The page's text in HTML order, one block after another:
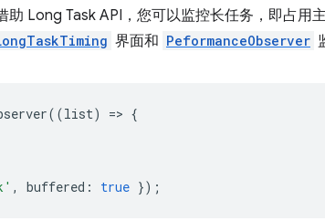
助 Long Task API，您可以监控长任务，即占用
界面和 PeformanceObserver
((list) => {
, buffered : true });